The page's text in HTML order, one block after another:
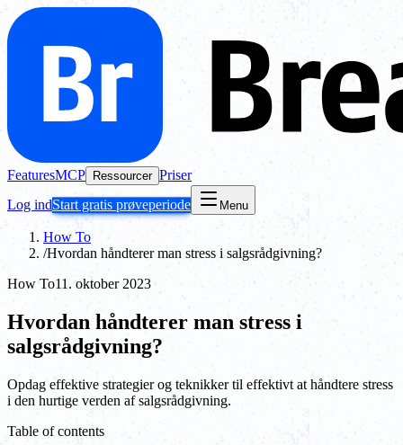
FeaturesMCP Ressourcer Priser
Log indStart gratis prøveperiode Menu
How To
/Hvordan håndterer man stress i salgsrådgivning?
How To11. oktober 2023
Hvordan håndterer man stress i
salgsrådgivning?
Opdag effektive strategier og teknikker til effektivt at håndtere stress
i den hurtige verden af salgsrådgivning.
Table of contents